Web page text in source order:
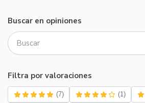
Buscar en opiniones
Filtra por valoraciones
(7) (1)